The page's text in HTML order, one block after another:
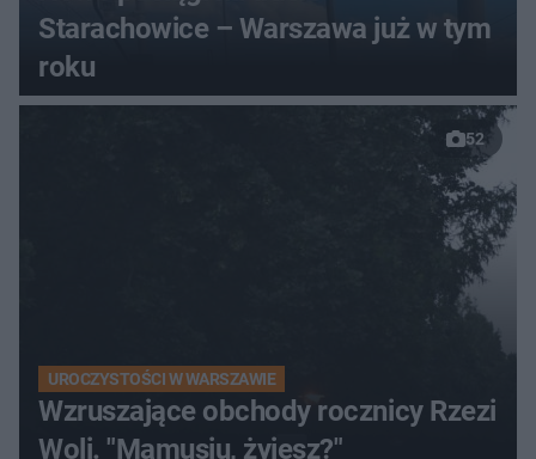
Starachowice – Warszawa już w tym
roku
52
UROCZYSTOŚCI W WARSZAWIE
Wzruszające obchody rocznicy Rzezi
Woli. "Mamusiu, żyjesz?"